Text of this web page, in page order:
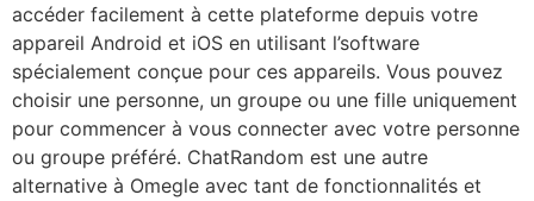
accéder facilement à cette plateforme depuis votre
appareil Android et iOS en utilisant l’software
spécialement conçue pour ces appareils. Vous pouvez
choisir une personne, un groupe ou une fille uniquement
pour commencer à vous connecter avec votre personne
ou groupe préféré. ChatRandom est une autre
alternative à Omegle avec tant de fonctionnalités et